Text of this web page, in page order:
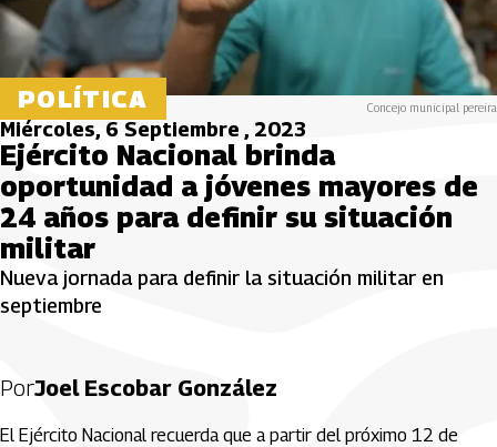
POLÍTICA Concejo municipal pereira
Miércoles, 6 Septiembre , 2023
Ejército Nacional brinda
oportunidad a jóvenes mayores de
24 años para definir su situación
militar
Nueva jornada para definir la situación militar en
septiembre
PorJoel Escobar González
El Ejército Nacional recuerda que a partir del próximo 12 de